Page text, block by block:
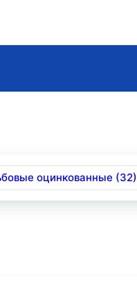
оцинкованные (32)